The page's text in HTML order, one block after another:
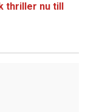
thriller nu till